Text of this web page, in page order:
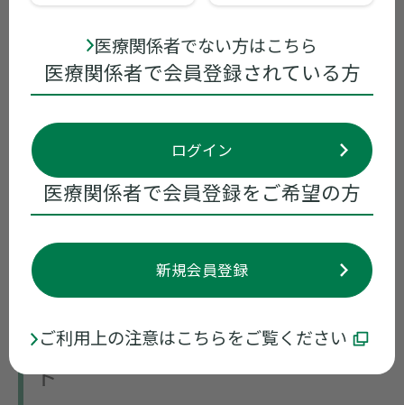
医療関係者でない方はこちら
医療関係者で会員登録されている方
ログイン
医療関係者で会員登録をご希望の方
新規会員登録
ご利用上の注意はこちらをご覧ください
定時期等一覧（2024年5月7日）
2023年05月09日 電子添文改訂
アイミクス配合錠LD/配合錠HD 等 使用上
の注意改訂のお知らせ
お知らせ一覧へ
くすりのしおり/患者向医薬品ガイ
ド